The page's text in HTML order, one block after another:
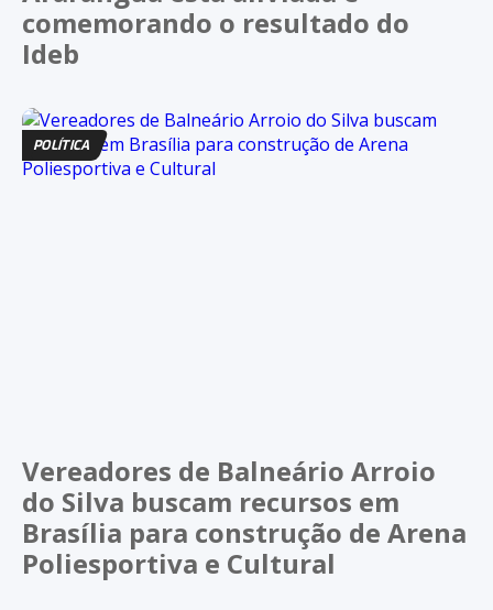
comemorando o resultado do
Ideb
POLÍTICA
Vereadores de Balneário Arroio
do Silva buscam recursos em
Brasília para construção de Arena
Poliesportiva e Cultural